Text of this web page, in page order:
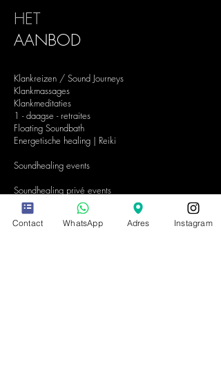
HET
AANBOD
Klankreizen / Sound Journeys
Klankmassages
Klankmeditaties
1 - daagse - retraites
Floating Soundbath
Energetische healing | Reiki
Soundhealing events
Soundhealing privé events
Soundhealing
events bedrijven
Contact WhatsApp Adres Instagram